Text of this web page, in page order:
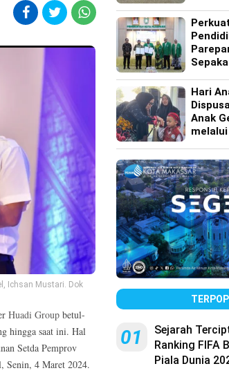
Ichsan Mustari. Dok
Huadi Group betul-
hingga saat ini. Hal
Setda Pemprov
Senin, 4 Maret 2024.
Hari
Anak
01
Sejarah
Ranking FIFA
Piala Dunia